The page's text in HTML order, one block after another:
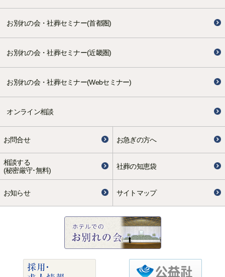
お別れの会・社葬セミナー(首都圏)
お別れの会・社葬セミナー(近畿圏)
お別れの会・社葬セミナー(Webセミナー)
オンライン相談
お問合せ お急ぎの方へ
相談する
(秘密厳守･無料)
社葬の知恵袋
お知らせ サイトマップ